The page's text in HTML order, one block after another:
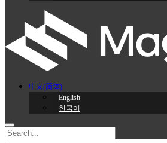
中文(简体)
English
한국어